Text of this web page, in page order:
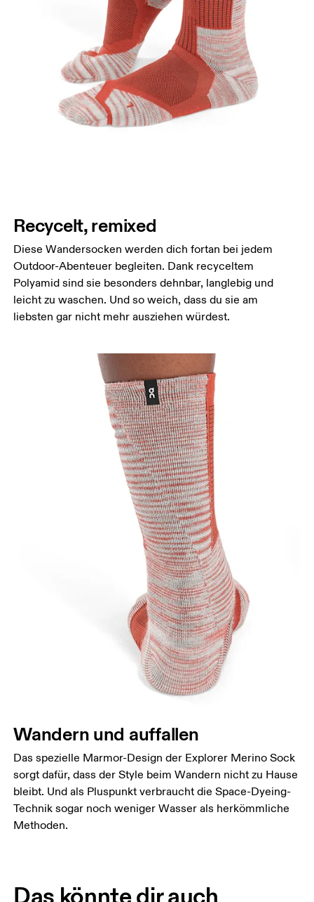
Recycelt, remixed
Diese Wandersocken werden dich fortan bei jedem
Outdoor-Abenteuer begleiten. Dank recyceltem
Polyamid sind sie besonders dehnbar, langlebig und
leicht zu waschen. Und so weich, dass du sie am
liebsten gar nicht mehr ausziehen würdest.
Wandern und auffallen
Das spezielle Marmor-Design der Explorer Merino Sock
sorgt dafür, dass der Style beim Wandern nicht zu Hause
bleibt. Und als Pluspunkt verbraucht die Space-Dyeing-
Technik sogar noch weniger Wasser als herkömmliche
Methoden.
Das könnte dir auch